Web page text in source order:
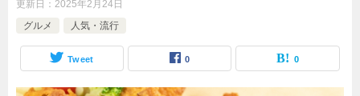
更新日： 2025年2月24日
グルメ
人気・流行
Tweet 0 0